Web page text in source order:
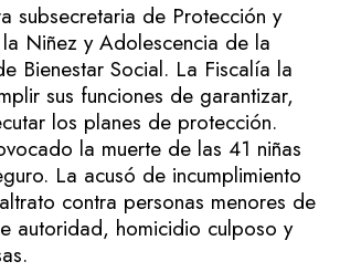
subsecretaria de Protección y
Niñez y Adolescencia de la
Bienestar Social. La Fiscalía la
sus funciones de garantizar,
los planes de protección.
la muerte de las 41 niñas
La acusó de incumplimiento
contra personas menores de
autoridad, homicidio culposo y